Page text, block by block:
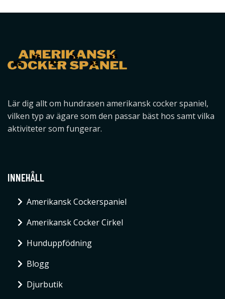
Lär dig allt om hundrasen amerikansk cocker spaniel,
vilken typ av ägare som den passar bäst hos samt vilka
aktiviteter som fungerar.
INNEHÅLL
Amerikansk Cockerspaniel
Amerikansk Cocker Cirkel
Hunduppfödning
Blogg
Djurbutik